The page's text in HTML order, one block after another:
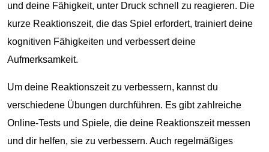
und deine Fähigkeit, unter Druck schnell zu reagieren. Die
kurze Reaktionszeit, die das Spiel erfordert, trainiert deine
kognitiven Fähigkeiten und verbessert deine
Aufmerksamkeit.
Um deine Reaktionszeit zu verbessern, kannst du
verschiedene Übungen durchführen. Es gibt zahlreiche
Online-Tests und Spiele, die deine Reaktionszeit messen
und dir helfen, sie zu verbessern. Auch regelmäßiges